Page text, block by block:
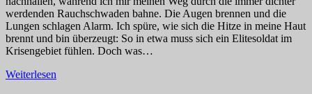
werdenden Rauchschwaden bahne. Die Augen brennen und die
Lungen schlagen Alarm. Ich spüre, wie sich die Hitze in meine Haut
brennt und bin überzeugt: So in etwa muss sich ein Elitesoldat im
Krisengebiet fühlen. Doch was…
Weiterlesen